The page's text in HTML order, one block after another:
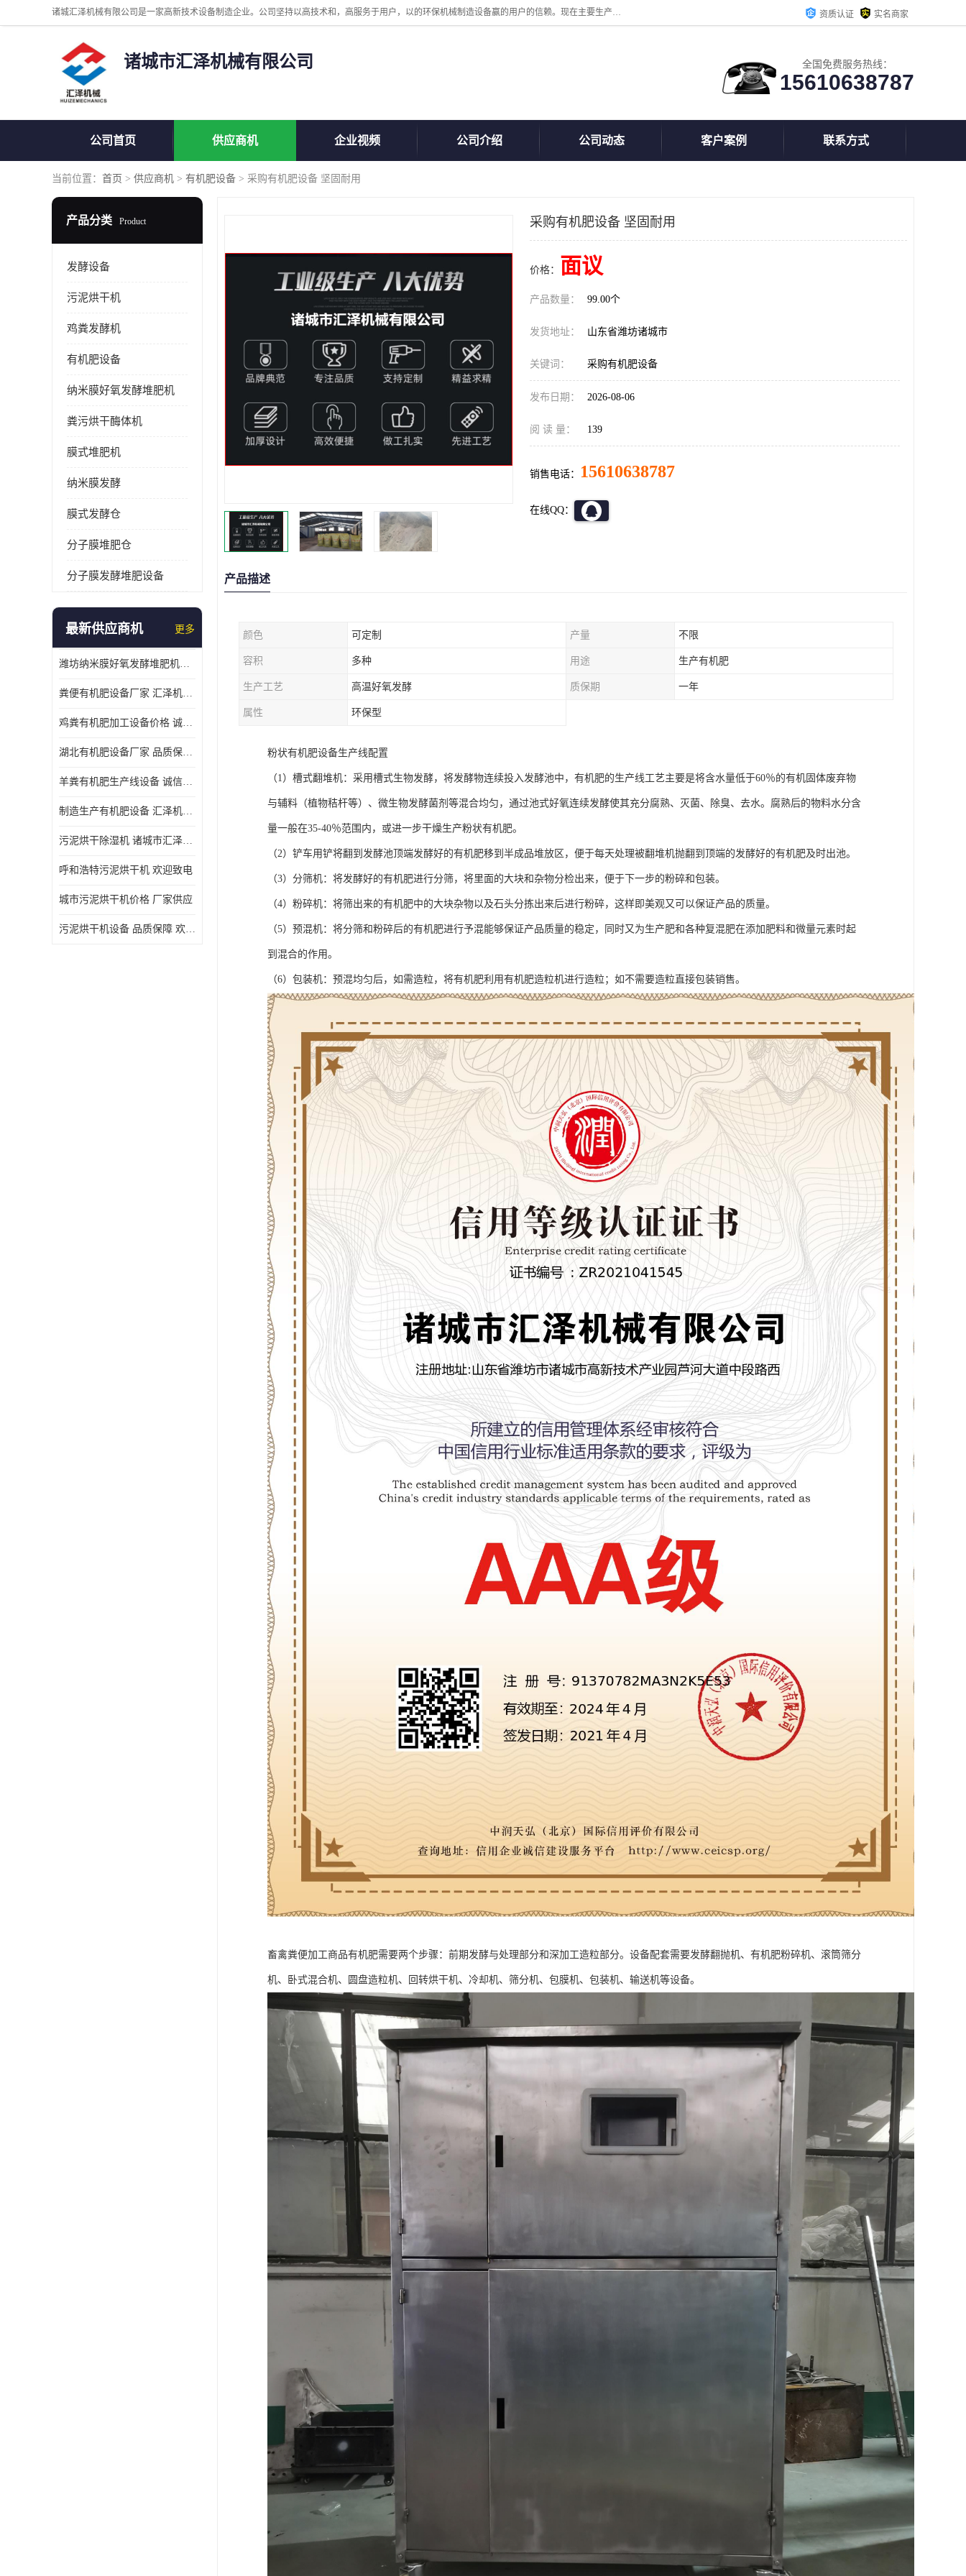
诸城汇泽机械有限公司是一家高新技术设备制造企业。公司坚持以高技术和，高服务于用户，以的环保机械制造设备赢的用户的信赖。现在主要生产死亡畜禽无害化处理和立式和卧式有机肥设备，搅拌机，烘干机，高温发酵机等。污水处理设备，固液分离机。气浮机，化制机等。公司秉承品质，用户至上，科技创新的经营理。 资质认证 实名商家
诸城市汇泽机械有限公司 全国免费服务热线：
15610638787
公司首页 供应商机 企业视频 公司介绍 公司动态 客户案例 联系方式
当前位置： 首页 > 供应商机 > 有机肥设备 > 采购有机肥设备 坚固耐用
产品分类 Product
发酵设备
污泥烘干机
鸡粪发酵机
有机肥设备
纳米膜好氧发酵堆肥机
粪污烘干酶体机
膜式堆肥机
纳米膜发酵
膜式发酵仓
分子膜堆肥仓
分子膜发酵堆肥设备
最新供应商机 更多
潍坊纳米膜好氧发酵堆肥机定制
粪便有机肥设备厂家 汇泽机械 免费报价
鸡粪有机肥加工设备价格 诚信卖家 致电了解
湖北有机肥设备厂家 品质保障 欢迎咨询
羊粪有机肥生产线设备 诚信卖家 致电了解
制造生产有机肥设备 汇泽机械 免费报价
污泥烘干除湿机 诸城市汇泽机械有限公司
呼和浩特污泥烘干机 欢迎致电
城市污泥烘干机价格 厂家供应
污泥烘干机设备 品质保障 欢迎咨询
采购有机肥设备 坚固耐用
价格： 面议
产品数量： 99.00个
发货地址： 山东省潍坊诸城市
关键词： 采购有机肥设备
发布日期： 2026-08-06
阅 读 量： 139
销售电话： 15610638787
在线QQ：
产品描述
颜色 可定制 产量 不限
容积 多种 用途 生产有机肥
生产工艺 高温好氧发酵 质保期 一年
属性 环保型
粉状有机肥设备生产线配置
（1）槽式翻堆机：采用槽式生物发酵，将发酵物连续投入发酵池中，有机肥的生产线工艺主要是将含水量低于60％的有机固体废弃物
与辅料（植物秸杆等）、微生物发酵菌剂等混合均匀，通过池式好氧连续发酵使其充分腐熟、灭菌、除臭、去水。腐熟后的物料水分含
量一般在35-40％范围内，或进一步干燥生产粉状有机肥。
（2）铲车用铲将翻到发酵池顶端发酵好的有机肥移到半成品堆放区，便于每天处理被翻堆机抛翻到顶端的发酵好的有机肥及时出池。
（3）分筛机：将发酵好的有机肥进行分筛，将里面的大块和杂物分检出来，便于下一步的粉碎和包装。
（4）粉碎机：将筛出来的有机肥中的大块杂物以及石头分拣出来后进行粉碎，这样即美观又可以保证产品的质量。
（5）预混机：将分筛和粉碎后的有机肥进行予混能够保证产品质量的稳定，同时又为生产肥和各种复混肥在添加肥料和微量元素时起
到混合的作用。
（6）包装机：预混均匀后，如需造粒，将有机肥利用有机肥造粒机进行造粒；如不需要造粒直接包装销售。
畜禽粪便加工商品有机肥需要两个步骤：前期发酵与处理部分和深加工造粒部分。设备配套需要发酵翻抛机、有机肥粉碎机、滚筒筛分
机、卧式混合机、圆盘造粒机、回转烘干机、冷却机、筛分机、包膜机、包装机、输送机等设备。